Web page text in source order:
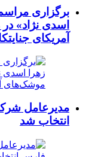
برگزاری
اسدی نژاد»
آمریکای
مدیرعامل
انتخاب شد